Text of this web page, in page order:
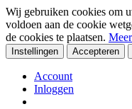
Wij gebruiken cookies om
voldoen aan de cookie
de cookies te plaatsen.
Instellingen Accepteren
Account
Inloggen